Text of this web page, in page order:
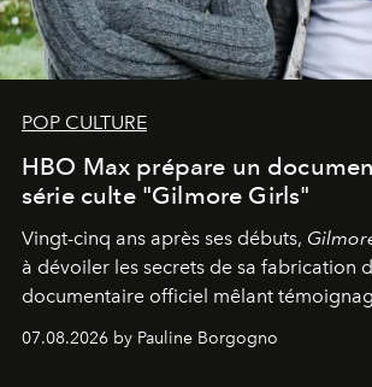
POP CULTURE
HBO Max prépare un
série culte "Gilmore Girls"
Vingt-cinq ans après ses débuts,
à dévoiler les secrets de sa fabrication
documentaire officiel mêlant
inédites et plongée dans les coulisses
générationnel.
07.08.2026 by Pauline Borgogno